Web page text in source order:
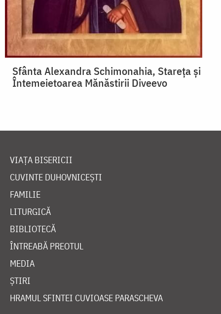
Sfânta Alexandra Schimonahia, Stareța și
Întemeietoarea Mănăstirii Diveevo
VIAȚA BISERICII
CUVINTE DUHOVNICEȘTI
FAMILIE
LITURGICĂ
BIBLIOTECĂ
ÎNTREABĂ PREOTUL
MEDIA
ȘTIRI
HRAMUL SFINTEI CUVIOASE PARASCHEVA